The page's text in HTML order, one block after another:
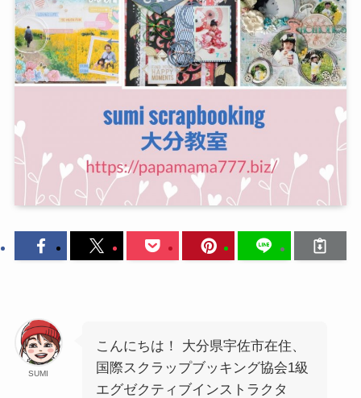
SUMI
こんにちは！ 大分県宇佐市在住、
国際スクラップブッキング協会1級
エグゼクティブインストラクタ